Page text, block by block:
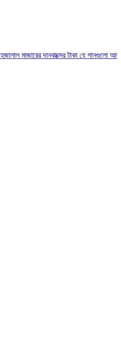
দানবাক্সের টাকাযে গানগুলো আজও ফিরিয়ে